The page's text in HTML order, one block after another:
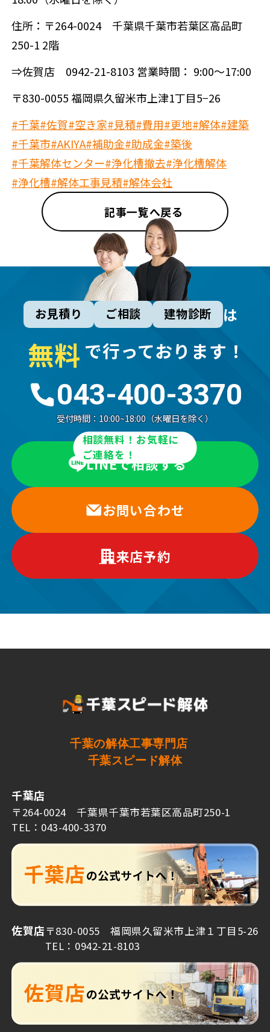
住所：〒264-0024 千葉県千葉市若葉区高品町
250-1 2階
⇒佐賀店 0942-21-8103 営業時間： 9:00～17:00
〒830-0055 福岡県久留米市上津1丁目5−26
#千葉#佐賀#空き家#見積#費用#更地#解体#建築
#千葉市#AKIYA#補助金#助成金#築後
#千葉解体センター#浄化槽撤去#浄化槽解体
#浄化槽#解体工事見積#解体会社
記事一覧へ戻る
お見積り ご相談 建物診断 は
無料 で行っております！
043-400-3370
受付時間： 10:00~18:00（水曜日を除く）
相談無料！お気軽に
ご連絡を！
LINEで相談する
お問い合わせ
来店予約
千葉の解体工事専門店
千葉スピード解体
千葉店
〒264-0024 千葉県千葉市若葉区高品町250-1
TEL：043-400-3370
佐賀店〒830-0055 福岡県久留米市上津１丁目5-26
TEL：0942-21-8103